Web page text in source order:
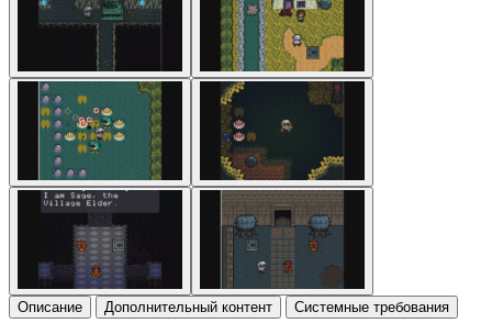
Описание Дополнительный контент Системные требования